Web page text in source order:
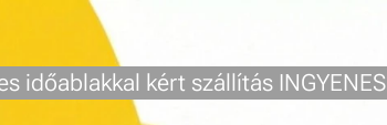
időablakkal kért szállítás INGYENES